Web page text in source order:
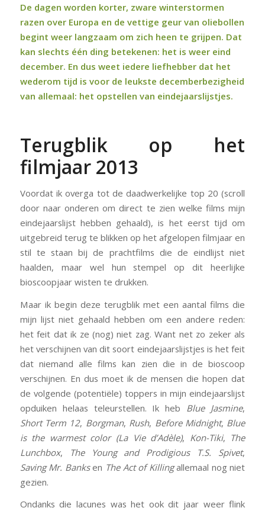
De dagen worden korter, zware winterstormen
razen over Europa en de vettige geur van oliebollen
begint weer langzaam om zich heen te grijpen. Dat
kan slechts één ding betekenen: het is weer eind
december. En dus weet iedere liefhebber dat het
wederom tijd is voor de leukste decemberbezigheid
van allemaal: het opstellen van eindejaarslijstjes.
Terugblik op het
filmjaar 2013
Voordat ik overga tot de daadwerkelijke top 20 (scroll
door naar onderen om direct te zien welke films mijn
eindejaarslijst hebben gehaald), is het eerst tijd om
uitgebreid terug te blikken op het afgelopen filmjaar en
stil te staan bij de prachtfilms die de eindlijst niet
haalden, maar wel hun stempel op dit heerlijke
bioscoopjaar wisten te drukken.
Maar ik begin deze terugblik met een aantal films die
mijn lijst niet gehaald hebben om een andere reden:
het feit dat ik ze (nog) niet zag. Want net zo zeker als
het verschijnen van dit soort eindejaarslijstjes is het feit
dat niemand alle films kan zien die in de bioscoop
verschijnen. En dus moet ik de mensen die hopen dat
de volgende (potentiële) toppers in mijn eindejaarslijst
opduiken helaas teleurstellen. Ik heb Blue Jasmine,
Short Term 12, Borgman, Rush, Before Midnight, Blue
is the warmest color (La Vie d’Adèle), Kon-Tiki, The
Lunchbox, The Young and Prodigious T.S. Spivet,
Saving Mr. Banksen The Act of Killingallemaal nog niet
gezien.
Ondanks die lacunes was het ook dit jaar weer flink